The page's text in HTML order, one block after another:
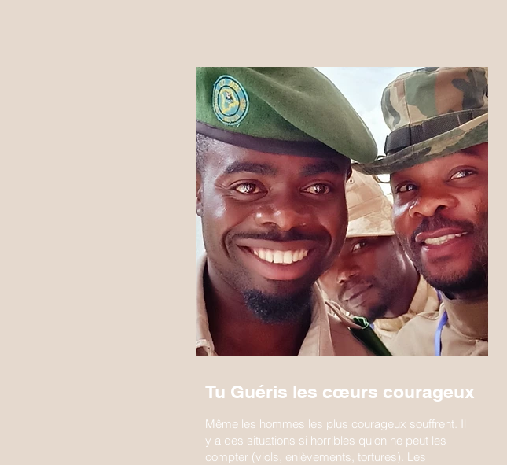
Tu Guéris les cœurs courageux
Même les hommes les plus courageux souffrent. Il
y a des situations si horribles qu'on ne peut les
compter (viols, enlèvements, tortures). Les